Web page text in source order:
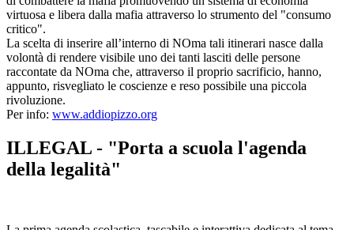
virtuosa e libera dalla mafia attraverso lo strumento del "consumo
critico".
La scelta di inserire all’interno di NOma tali itinerari nasce dalla
volontà di rendere visibile uno dei tanti lasciti delle persone
raccontate da NOma che, attraverso il proprio sacrificio, hanno,
appunto, risvegliato le coscienze e reso possibile una piccola
rivoluzione.
Per info: www.addiopizzo.org
ILLEGAL - "Porta a scuola l'agenda
della legalità"